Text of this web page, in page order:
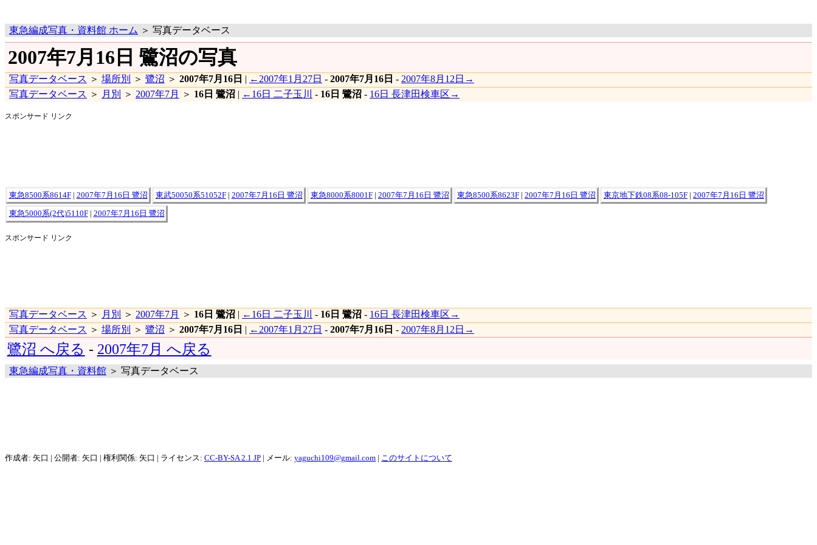
東急編成写真・資料館 ホーム ＞ 写真データベース
2007年7月16日 鷺沼の写真
写真データベース ＞ 場所別 ＞ 鷺沼 ＞ 2007年7月16日 | ←2007年1月27日 - 2007年7月16日 - 2007年8月12日→
写真データベース ＞ 月別 ＞ 2007年7月 ＞ 16日 鷺沼 | ←16日 二子玉川 - 16日 鷺沼 - 16日 長津田検車区→
スポンサード リンク
東急8500系8614F| 2007年7月16日 鷺沼 東武50050系51052F| 2007年7月16日 鷺沼 東急8000系8001F| 2007年7月16日 鷺沼 東急8500系8623F| 2007年7月16日 鷺沼 東京地下鉄08系08-105F| 2007年7月16日 鷺沼
東急5000系(2代)5110F| 2007年7月16日 鷺沼
スポンサード リンク
写真データベース ＞ 月別 ＞ 2007年7月 ＞ 16日 鷺沼 | ←16日 二子玉川 - 16日 鷺沼 - 16日 長津田検車区→
写真データベース ＞ 場所別 ＞ 鷺沼 ＞ 2007年7月16日 | ←2007年1月27日 - 2007年7月16日 - 2007年8月12日→
鷺沼 へ戻る - 2007年7月 へ戻る
東急編成写真・資料館 ＞ 写真データベース
作成者: 矢口 | 公開者: 矢口 | 権利関係: 矢口 | ライセンス: CC-BY-SA 2.1 JP | メール: yaguchi109@gmail.com このサイトについて